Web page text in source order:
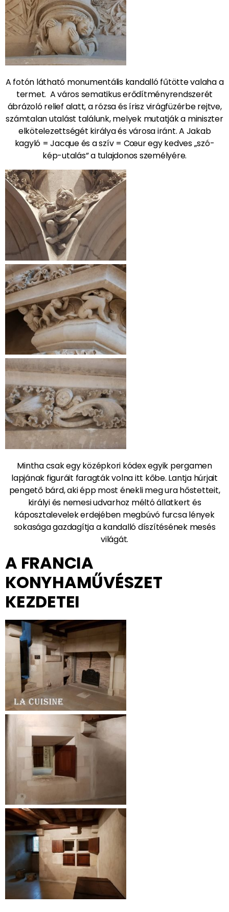
A fotón látható monumentális kandalló fűtötte valaha a
termet. A város sematikus erődítményrendszerét
ábrázoló relief alatt, a rózsa és írisz virágfüzérbe rejtve,
számtalan utalást találunk, melyek mutatják a miniszter
elkötelezettségét királya és városa iránt. A Jakab
kagyló = Jacque és a szív = Cœur egy kedves „szó-
kép-utalás” a tulajdonos személyére.
Mintha csak egy középkori kódex egyik pergamen
lapjának figuráit faragták volna itt kőbe. Lantja húrjait
pengető bárd, aki épp most énekli meg ura hőstetteit,
királyi és nemesi udvarhoz méltó állatkert és
káposztalevelek erdejében megbúvó furcsa lények
sokasága gazdagítja a kandalló díszítésének mesés
világát.
A FRANCIA
KONYHAMŰVÉSZET
KEZDETEI